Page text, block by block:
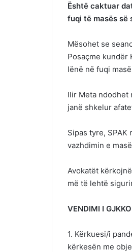
Është caktuar
fuqi të masës së
Mësohet se
Posaçme
lënë në fuqi
Ilir Meta ndodhet
janë shkelur
Sipas tyre,
vazhdimin e
Avokatët
më të lehtë
VENDIMI I GJKKO
1. Kërkuesi/i
kërkesën me